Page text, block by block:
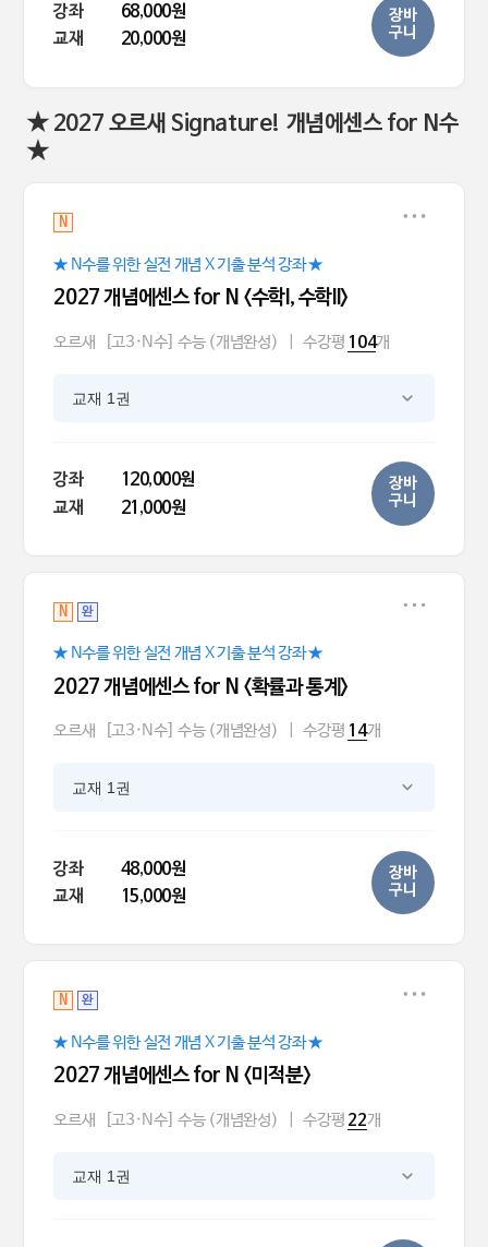
강좌
68,000원
교재
20,000원
장바
구니
★ 2027 오르새 Signature! 개념에센스 for N수
★
N
★ N수를 위한 실전 개념 X 기출 분석 강좌 ★
2027 개념에센스 for N <수학l, 수학ll>
오르새 [고3·N수] 수능 (개념완성) 수강평 104개
교재 1권
강좌
120,000원
교재
21,000원
장바
구니
N 완
★ N수를 위한 실전 개념 X 기출 분석 강좌 ★
2027 개념에센스 for N <확률과 통계>
오르새 [고3·N수] 수능 (개념완성) 수강평 14개
교재 1권
강좌
48,000원
교재
15,000원
장바
구니
N 완
★ N수를 위한 실전 개념 X 기출 분석 강좌 ★
2027 개념에센스 for N <미적분>
오르새 [고3·N수] 수능 (개념완성) 수강평 22개
교재 1권